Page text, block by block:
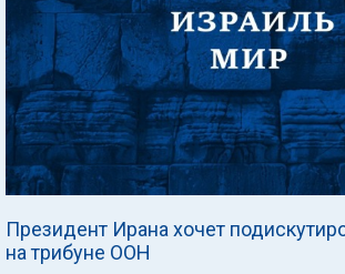
Президент Ирана хочет
на трибуне ООН